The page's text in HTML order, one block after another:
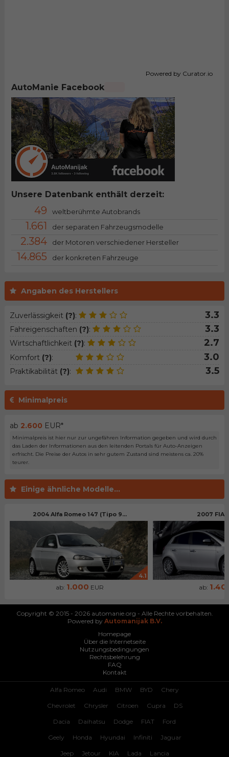
Angaben des Herstellers
Zuverlässigkeit (?): 3.3
Fahreigenschaften (?): 3.3
Wirtschaftlichkeit (?): 2.7
Komfort (?): 3.0
Praktikabilität (?): 3.5
Minimalpreis
ab 2.600 EUR*
Minimalpreis ist hier nur zur ungefähren Information gegeben und wird durch
das Laden der Informationen aus den leitenden Portals für Auto-Anzeigen
erfrischt. Die Preise der Autos in sehr gutem Zustand sind meistens ca. 20%
teurer.
Einige ähnliche Modelle...
2004 Alfa Romeo 147 (Tipo 9...
4.1
ab: 1.000 EUR
2007
ab:
Powered by Curator.io
AutoManie Facebook
Unsere Datenbank enthält derzeit:
49 weltberühmte Autobrands
1.661 der separaten Fahrzeugsmodelle
2.384 der Motoren verschiedener Hersteller
14.865 der konkreten Fahrzeuge
Copyright © 2015 - 2026 automanie.org - Alle Rechte vorbehalten.
Powered by Automanijak B.V.
Homepage
Über die Internetseite
Nutzungsbedingungen
Rechtsbelehrung
FAQ
Kontakt
Alfa Romeo Audi BMW BYD Chery
Chevrolet Chrysler Citroen Cupra DS
Dacia Daihatsu Dodge FIAT Ford
Geely Honda Hyundai Infiniti Jaguar
Jeep Jetour KIA Lada Lancia